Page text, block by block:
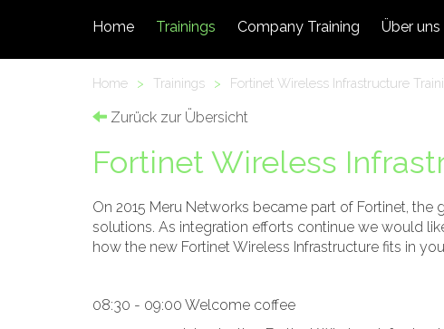
Home Trainings Company Training Über uns
Home > Trainings > Fortinet Wireless Infrastructure
Zurück zur Übersicht
Fortinet Wireless
On 2015 Meru Networks became part of Fortinet,
solutions. As integration efforts continue we would
how the new Fortinet Wireless Infrastructure fits in
08:30 - 09:00 Welcome coffee